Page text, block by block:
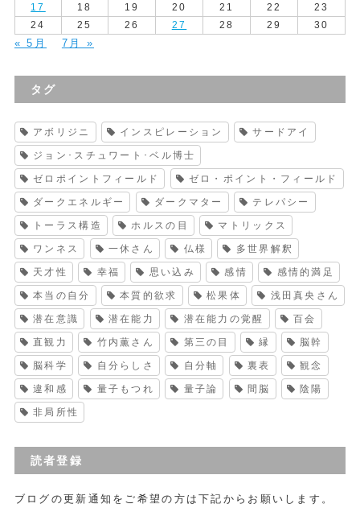
17
18 19 20 21 22
23
24
25 26 27 28 29 30
« 5月 7月 »
タグ
アボリジニ インスピレーション サードアイ
ジョン･スチュワート･ベル博士
ゼロポイントフィールド ゼロ・ポイント・フィールド
ダークエネルギー ダークマター テレパシー
トーラス構造 ホルスの目 マトリックス
ワンネス 一休さん 仏様 多世界解釈
天才性 幸福 思い込み 感情 感情的満足
本当の自分 本質的欲求 松果体 浅田真央さん
潜在意識 潜在能力 潜在能力の覚醒 百会
直観力 竹内薫さん 第三の目 縁 脳幹
脳科学 自分らしさ 自分軸 裏表 観念
違和感 量子もつれ 量子論 間脳 陰陽
非局所性
読者登録
ブログの更新通知をご希望の方は下記からお願いします。